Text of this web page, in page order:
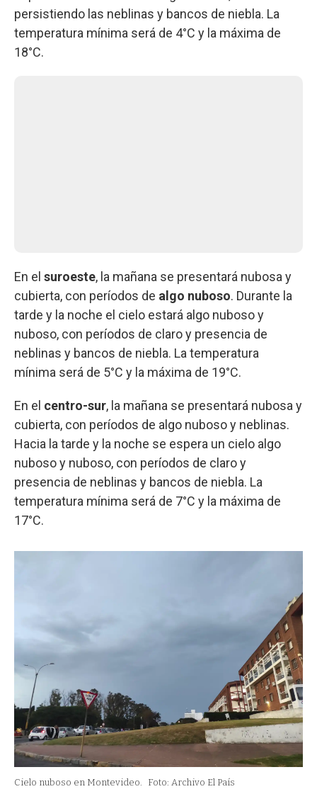
persistiendo las neblinas y bancos de niebla. La
temperatura mínima será de 4°C y la máxima de
18°C.
En el suroeste, la mañana se presentará nubosa y
cubierta, con períodos de algo nuboso. Durante la
tarde y la noche el cielo estará algo nuboso y
nuboso, con períodos de claro y presencia de
neblinas y bancos de niebla. La temperatura
mínima será de 5°C y la máxima de 19°C.
En el centro-sur, la mañana se presentará nubosa y
cubierta, con períodos de algo nuboso y neblinas.
Hacia la tarde y la noche se espera un cielo algo
nuboso y nuboso, con períodos de claro y
presencia de neblinas y bancos de niebla. La
temperatura mínima será de 7°C y la máxima de
17°C.
Cielo nuboso en Montevideo. Foto: Archivo El País